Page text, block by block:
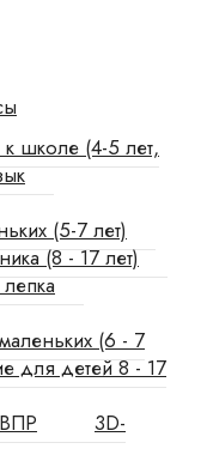
к школе (4-5 лет,
(5-7 лет)
(8 - 17 лет)
(6 - 7
для детей 8 - 17
3D-